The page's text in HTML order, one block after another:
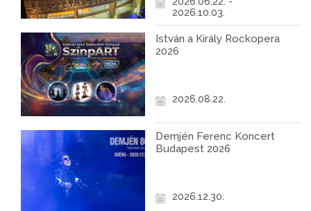
2026.10.03.
István a Király Rockopera
2026
2026.08.22.
Demjén Ferenc Koncert
Budapest 2026
2026.12.30.